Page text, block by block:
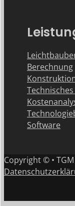
Berechnung
Software
Copyright © •